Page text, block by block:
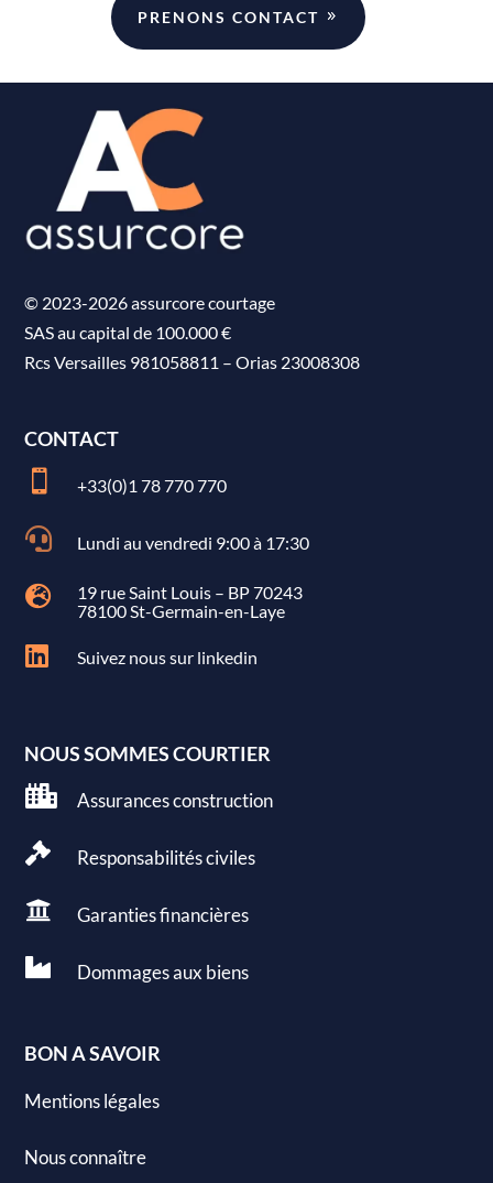
PRENONS CONTACT
© 2023-2026 assurcore courtage
SAS au capital de 100.000 €
Rcs Versailles 981058811 –Orias 23008308
CONTACT
 +33(0)1 78 770 770
 Lundi au vendredi 9:00 à 17:30

19 rue Saint Louis – BP 70243
78100 St-Germain-en-Laye
 Suivez nous sur linkedin
NOUS SOMMES COURTIER
 Assurances construction
 Responsabilités civiles
 Garantiesfinancières
 Dommages aux biens
BON A SAVOIR
Mentions légales
Nous connaître